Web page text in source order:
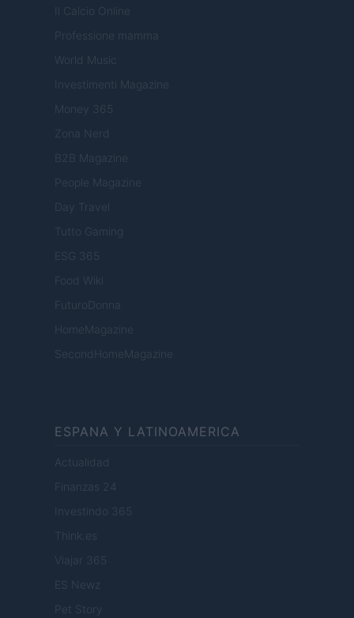
Il Calcio Online
Professione mamma
World Music
Investimenti Magazine
Money 365
Zona Nerd
B2B Magazine
People Magazine
Day Travel
Tutto Gaming
ESG 365
Food Wiki
FuturoDonna
HomeMagazine
SecondHomeMagazine
ESPANA Y LATINOAMERICA
Actualidad
Finanzas 24
Investindo 365
Think.es
Viajar 365
ES Newz
Pet Story